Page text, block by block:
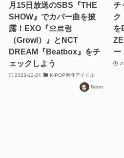
月15日放送のSBS『THE
SHOW』でカバー曲を披
露！EXO『으르렁
（Growl）』とNCT
DREAM『Beatbox』をチ
ェックしよう
2023-12-24 K-POP男性アイドル
Neon
チ
ク
を
ー